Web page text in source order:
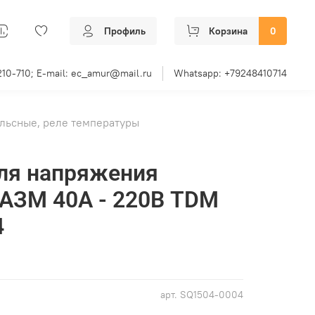
Профиль Корзина 0
710; E-mail: ec_amur@mail.ru Whatsapp: +79248410714
реле температуры
арт. SQ1504-0004
напряжения
40А - 220В TDM